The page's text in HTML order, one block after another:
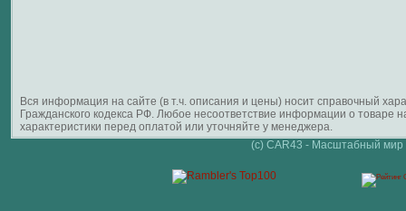
Вся информация на сайте (в т.ч. описания и цены) носит справочный
Гражданского кодекса РФ. Любое несоответствие информации о
характеристики перед оплатой или уточняйте у менеджера.
(c) CAR43 - Масштабный мир